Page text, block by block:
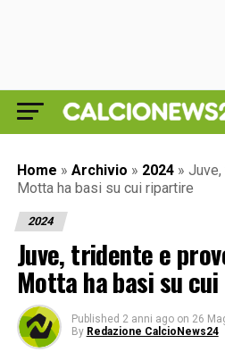
Home » Archivio » 2024 »
Motta ha basi su cui ripartire
2024
Juve, tridente e
Motta ha basi su
Published 2 anni ago on 26
By Redazione CalcioNews24